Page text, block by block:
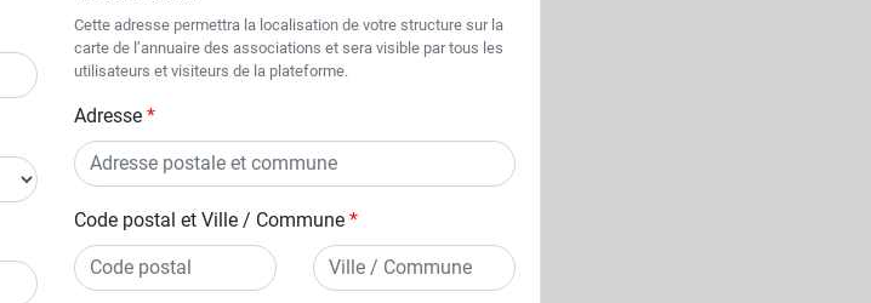
Cette adresse permettra la localisation de votre structure sur la
carte de l’annuaire des associations et sera visible par tous les
utilisateurs et visiteurs de la plateforme.
Adresse
Code postal et Ville / Commune